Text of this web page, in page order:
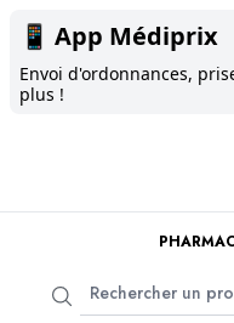
📱 App Médiprix
Envoi d'ordonnances,
plus !